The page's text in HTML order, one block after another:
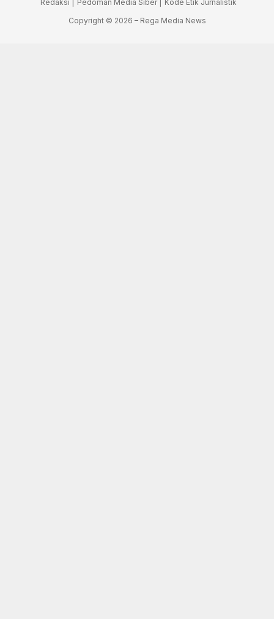
Redaksi | Pedoman Media Siber |
Kode Etik Jurnalistik
Copyright © 2026 – Rega Media News